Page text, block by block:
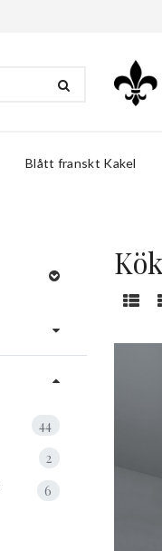
Blått franskt Kakel
44
2
6